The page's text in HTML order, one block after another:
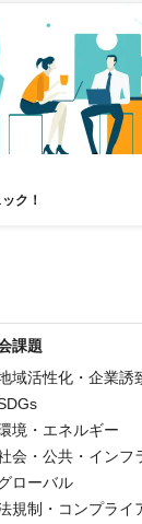
ク！
課題
域活性化・企業誘
境・エネルギー
会・公共・インフ
ローバル
規制・コンプライ